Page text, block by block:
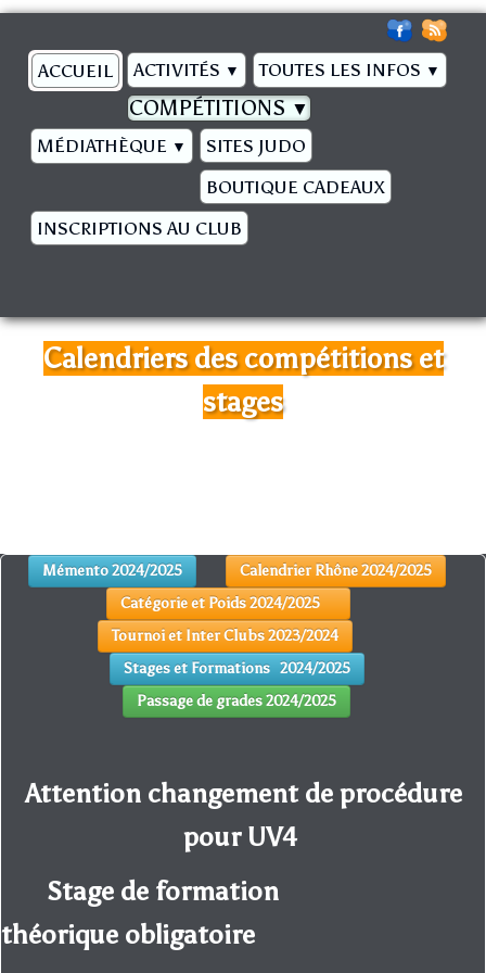
ACCUEIL ACTIVITÉS ▼ TOUTES LES INFOS ▼
COMPÉTITIONS▼
MÉDIATHÈQUE ▼
SITES JUDO
BOUTIQUE CADEAUX
INSCRIPTIONS AU CLUB
Calendriers des compétitions et
stages
Mémento 2024/2025
Calendrier Rhône 2024/2025
Catégorie et Poids 2024/2025
Tournoi et Inter Clubs 2023/2024
Stages et Formations 2024/2025
Passage de grades 2024/2025
Attention changement de procédure
pour UV4
Stage de formation
théorique obligatoire